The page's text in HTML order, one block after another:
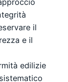
il
e il
edilizie